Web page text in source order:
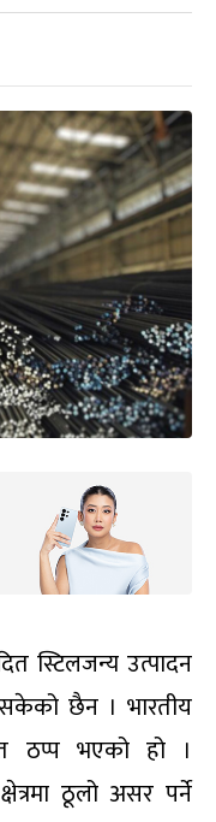
स्टिलजन्य उत्पादन
छैन । भारतीय
ठप्प भएको हो ।
ठूलो असर पर्ने